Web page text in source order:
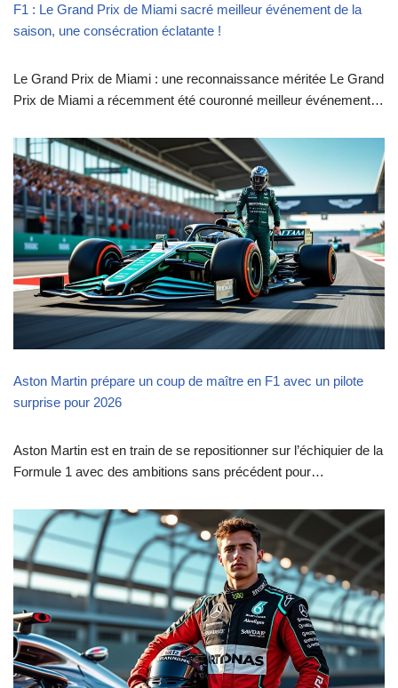
F1 : Le Grand Prix de Miami sacré meilleur événement de la
saison, une consécration éclatante !
Le Grand Prix de Miami : une reconnaissance méritée Le Grand
Prix de Miami a récemment été couronné meilleur événement…
Aston Martin prépare un coup de maître en F1 avec un pilote
surprise pour 2026
Aston Martin est en train de se repositionner sur l’échiquier de la
Formule 1 avec des ambitions sans précédent pour…